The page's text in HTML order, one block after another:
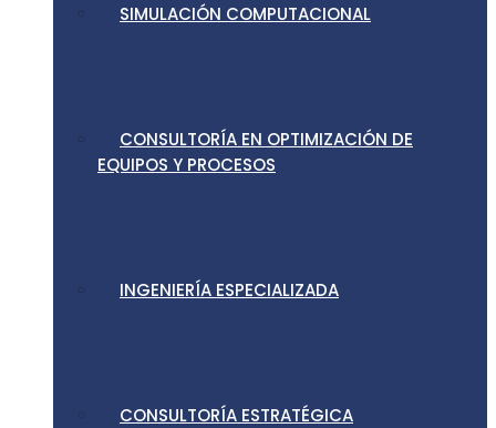
SIMULACIÓN COMPUTACIONAL
CONSULTORÍA EN OPTIMIZACIÓN DE
EQUIPOS Y PROCESOS
INGENIERÍA ESPECIALIZADA
CONSULTORÍA ESTRATÉGICA